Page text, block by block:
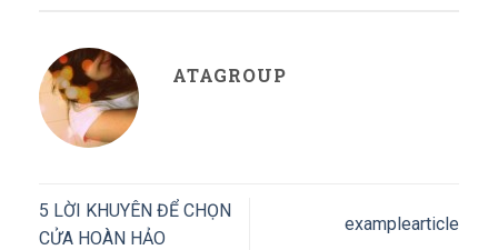
ATAGROUP
5 LỜI KHUYÊN ĐỂ CHỌN
CỬA HOÀN HẢO
examplearticle